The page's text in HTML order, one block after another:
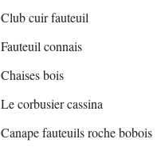
Club cuir fauteuil
Fauteuil connais
Chaises bois
Le corbusier cassina
Canape fauteuils roche bobois